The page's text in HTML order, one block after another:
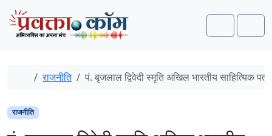
Skip to content
Skip to footer
Search
Home
राजनीति पं. बृजलाल द्विवेदी स्मृति अखिल भारतीय साहित्यिक
राजनीति